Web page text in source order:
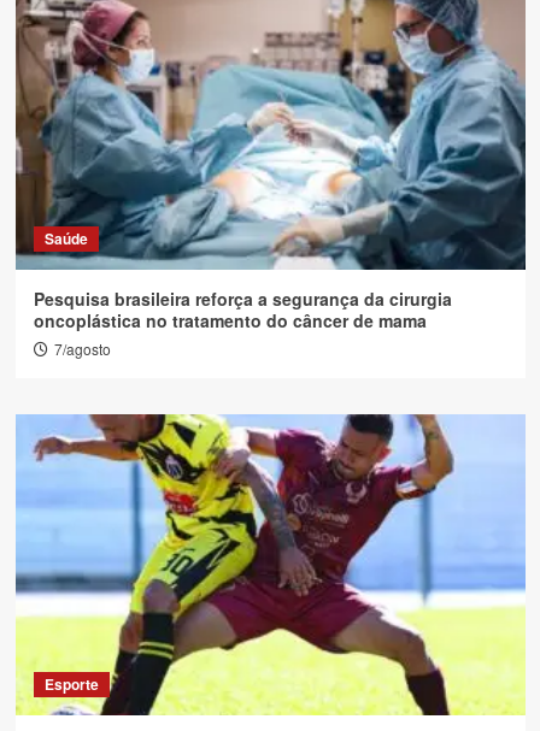
Saúde
Pesquisa brasileira reforça a segurança da cirurgia
oncoplástica no tratamento do câncer de mama
7/agosto
Esporte